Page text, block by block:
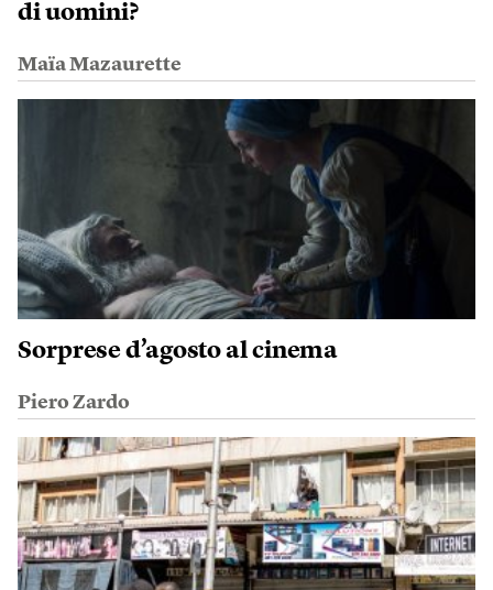
di uomini?
Maïa Mazaurette
Sorprese d’agosto al cinema
Piero Zardo